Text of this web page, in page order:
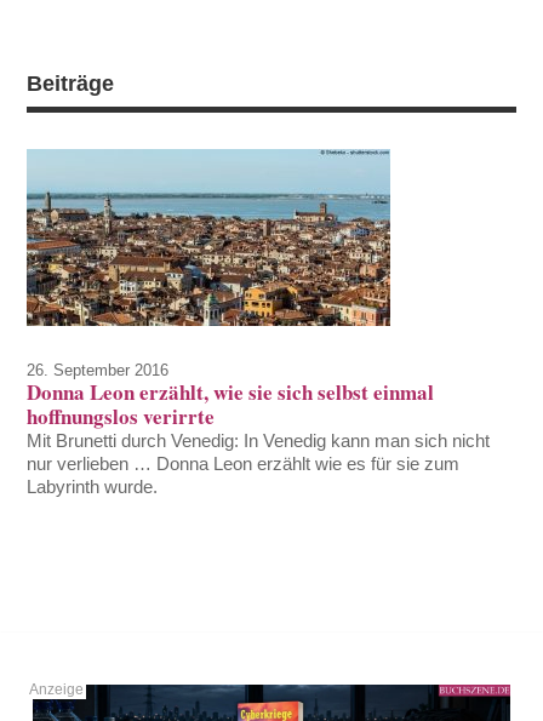
Beiträge
26. September 2016
Donna Leon erzählt, wie sie sich selbst einmal
hoffnungslos verirrte
Mit Brunetti durch Venedig: In Venedig kann man sich nicht
nur verlieben … Donna Leon erzählt wie es für sie zum
Labyrinth wurde.